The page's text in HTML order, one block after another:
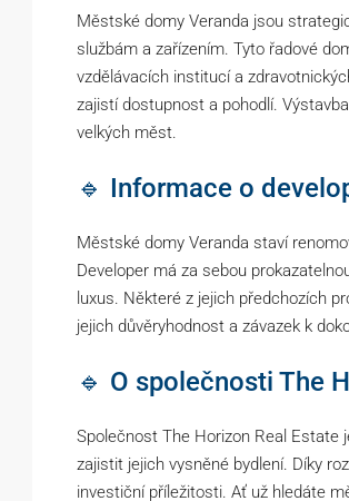
Městské domy Veranda jsou
službám a zařízením. Tyto řadové
vzdělávacích institucí a
zajistí dostupnost a pohodlí.
velkých měst.
🔹 Informace o
Městské domy Veranda staví
Developer má za sebou
luxus. Některé z jejich předchozích
jejich důvěryhodnost a závazek k
🔹 O společnosti The
Společnost The Horizon Real Estate
zajistit jejich vysněné bydlení. Díky
investiční příležitosti. Ať už hledáte